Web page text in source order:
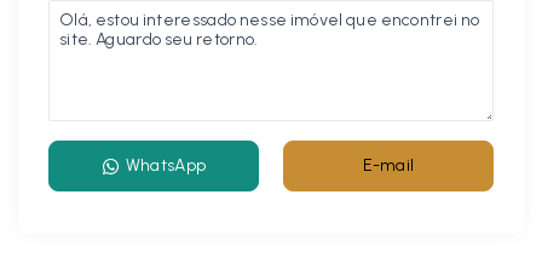
WhatsApp E-mail